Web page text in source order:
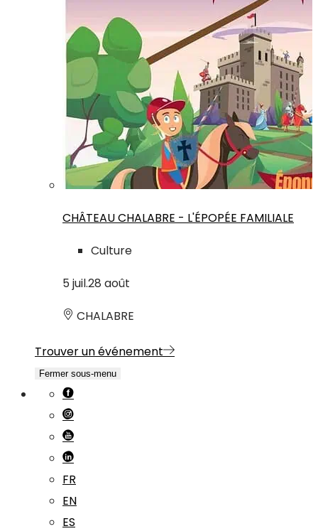
CHÂTEAU CHALABRE - L'ÉPOPÉE FAMILIALE
Culture
5 juil.28 août
CHALABRE
Trouver un événement
Fermer sous-menu
FR
EN
ES